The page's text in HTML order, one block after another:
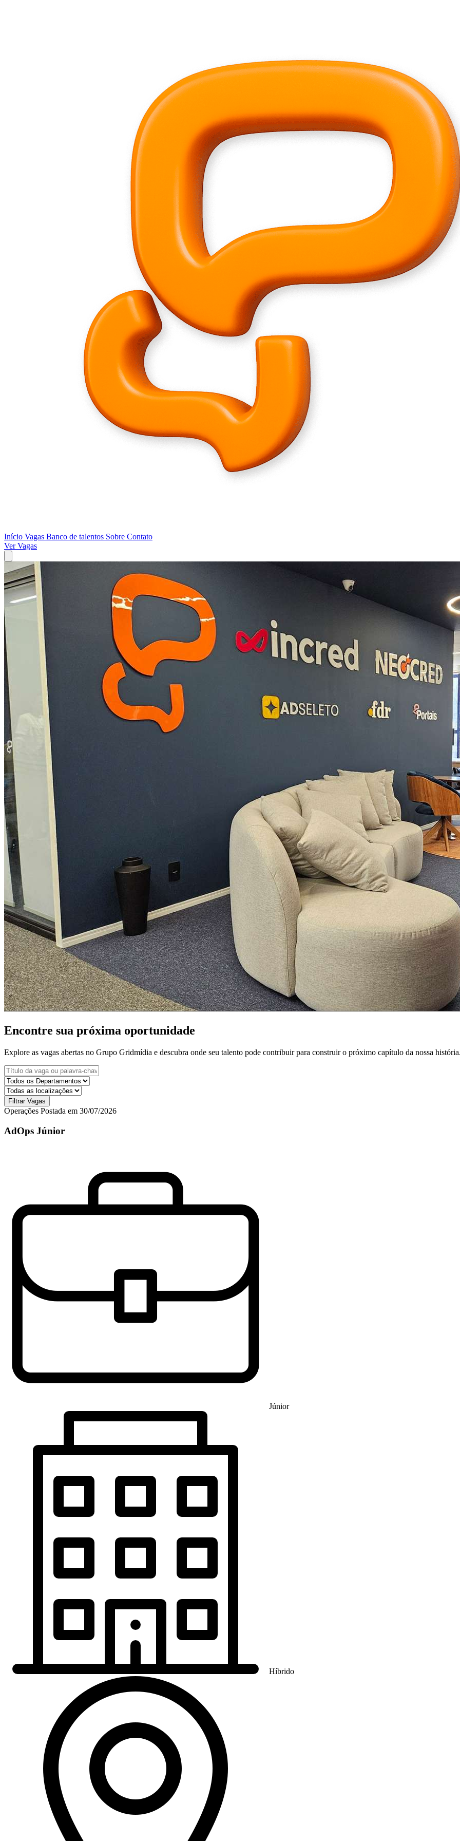
Início Vagas Banco de talentos Sobre Contato
Ver Vagas
Encontre sua próxima oportunidade
Explore as vagas abertas no Grupo Gridmídia e descubra onde seu talento pode contribuir para construir o próximo capítulo da nossa
Filtrar Vagas
Operações Postada em 30/07/2026
AdOps Júnior
Júnior
Híbrido